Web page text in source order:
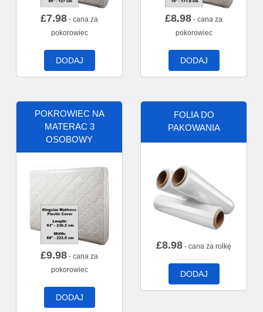
£7.98 - cana za
pokorowiec
DODAJ
£8.98 - cana za
pokorowiec
DODAJ
POKROWIEC NA
MATERAC 3
OSOBOWY
£9.98 - cana za
pokorowiec
DODAJ
FOLIA DO
PAKOWANIA
£8.98 - cana za rolkę
DODAJ